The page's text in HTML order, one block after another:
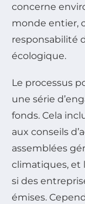
concerne
monde entier,
responsabilité
écologique.
Le processus
une série
fonds. Cela
aux conseils
assemblées
climatiques, et
si des
émises.